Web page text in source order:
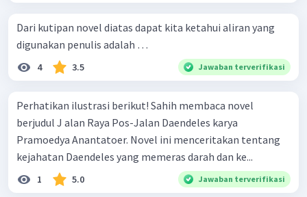
Dari kutipan novel diatas dapat kita ketahui aliran yang
digunakan penulis adalah …
4 3.5 Jawaban terverifikasi
Perhatikan ilustrasi berikut! Sahih membaca novel
berjudul J alan Raya Pos-Jalan Daendeles karya
Pramoedya Anantatoer. Novel ini menceritakan tentang
kejahatan Daendeles yang memeras darah dan ke...
1 5.0 Jawaban terverifikasi